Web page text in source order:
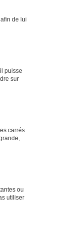
de lui
puisse
sur
carrés
ou
utiliser